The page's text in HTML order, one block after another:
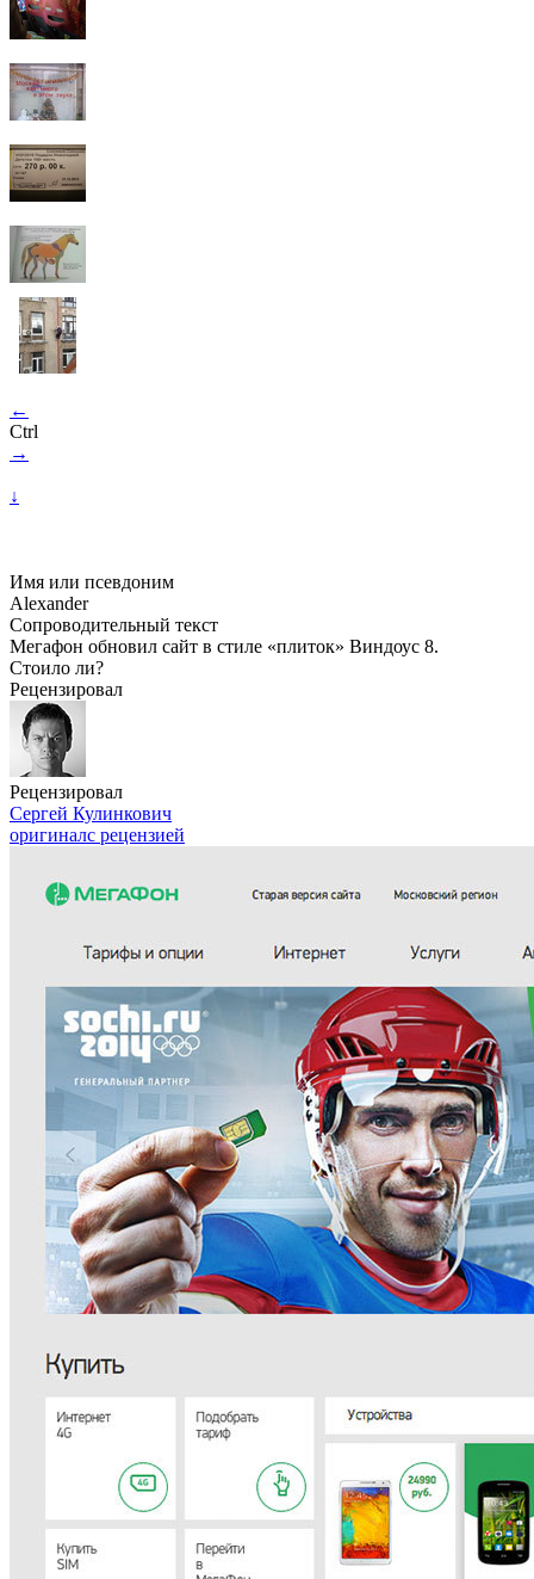
←
Ctrl
→
↓
Имя или псевдоним
Alexander
Сопроводительный текст
Мегафон обновил сайт в стиле «плиток» Виндоус 8.
Стоило ли?
Рецензировал
Рецензировал
Сергей Кулинкович
оригиналс рецензией